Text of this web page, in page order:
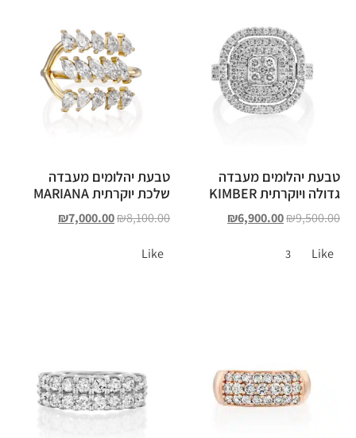
טבעת יהלומים מעבדה
גדולה ויוקרתית KIMBER
₪9,500.00
₪6,900.00
Like
3
טבעת יהלומים מעבדה
שלכת יוקרתית MARIANA
₪8,100.00
₪7,000.00
Like